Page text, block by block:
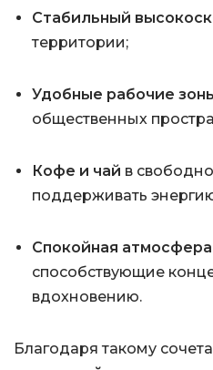
Стабильный
территории;
Удобные рабочие
общественных
Кофе и чай в
поддерживать
Спокойная
способствующие
вдохновению.
Благодаря такому